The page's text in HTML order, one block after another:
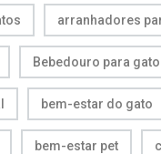
arranhadores
Bebedouro para
bem-estar do gato
bem-estar pet